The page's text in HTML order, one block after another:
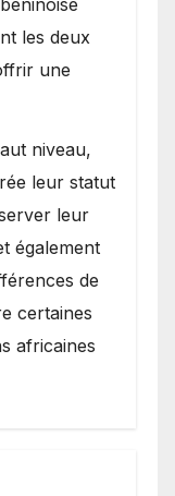
les deux
une
niveau,
leur statut
leur
également
de
certaines
africaines